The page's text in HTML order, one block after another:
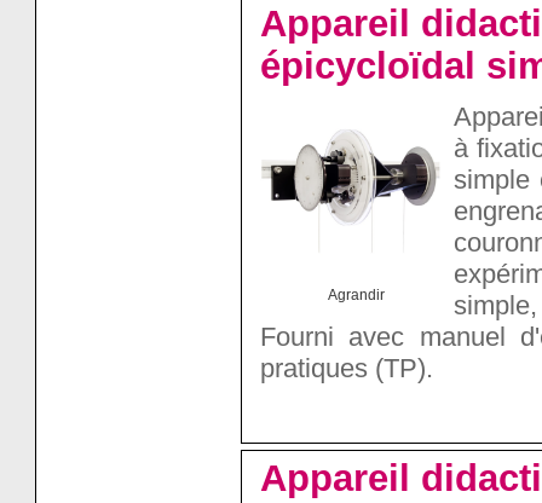
Appareil
épicycloïdal
Agrandir
à
simple
simple,
Fourni avec manuel
pratiques (TP).
Appareil